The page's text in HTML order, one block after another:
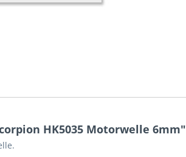
HK5035 Motorwelle 6mm"